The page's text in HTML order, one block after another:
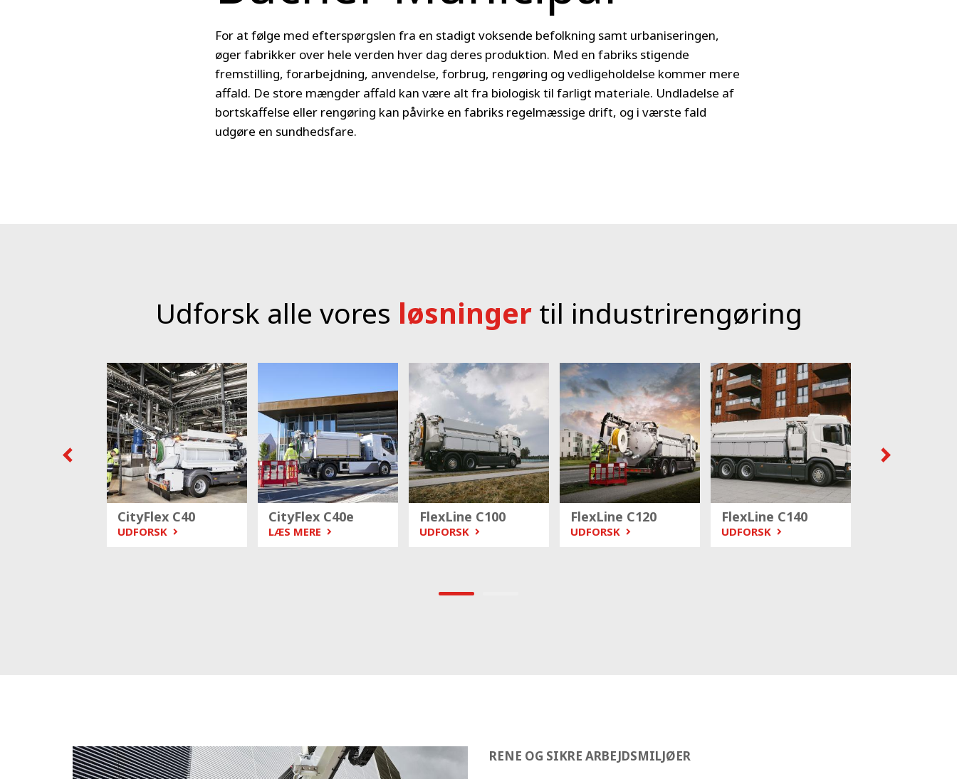
For at følge med efterspørgslen fra en stadigt voksende befolkning samt urbaniseringen,
øger fabrikker over hele verden hver dag deres produktion. Med en fabriks stigende
fremstilling, forarbejdning, anvendelse, forbrug, rengøring og vedligeholdelse kommer mere
affald. De store mængder affald kan være alt fra biologisk til farligt materiale. Undladelse af
bortskaffelse eller rengøring kan påvirke en fabriks regelmæssige drift, og i værste fald
udgøre en sundhedsfare.
Udforsk alle vores løsningertil industrirengøring
CityFlex C40
UDFORSK
CityFlex C40e
LÆS MERE
FlexLine C100
UDFORSK
FlexLine C120
UDFORSK
FlexLine C140
UDFORSK
RENE OG SIKRE ARBEJDSMILJØER